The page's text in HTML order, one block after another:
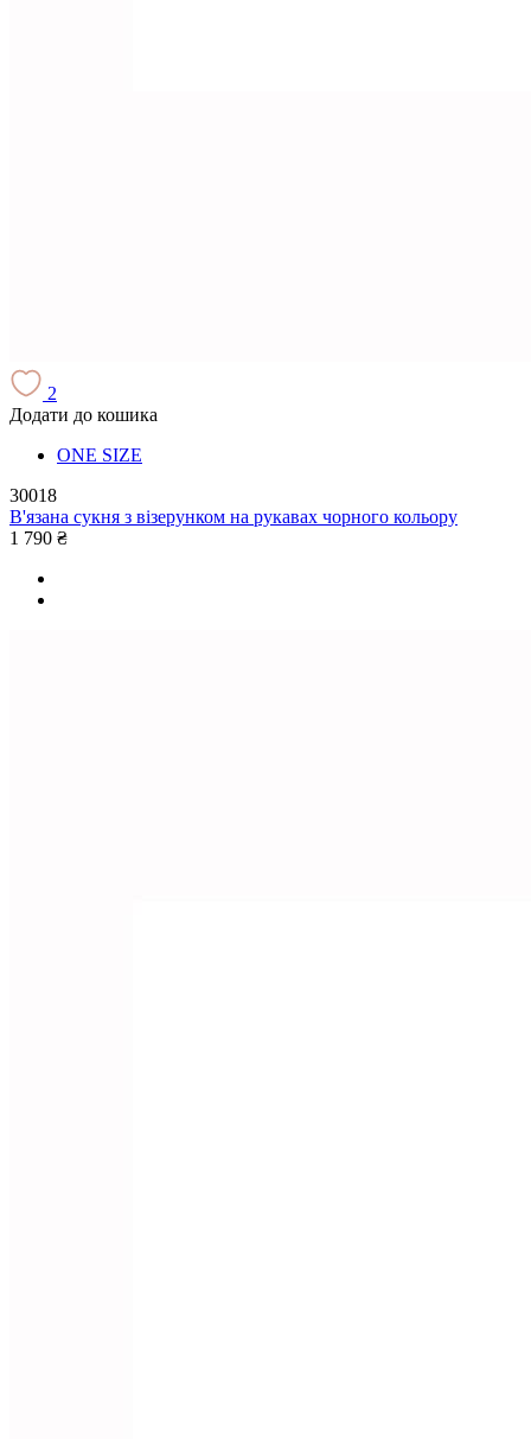
2
Додати до кошика
ONE SIZE
30018
В'язана сукня з візерунком на рукавах чорного кольору
1 790 ₴